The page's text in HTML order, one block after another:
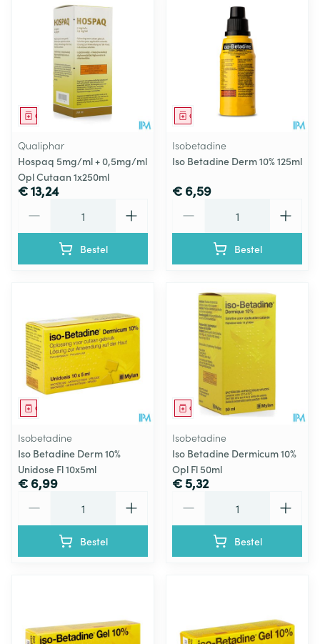
Geneesmiddel
Qualiphar
Hospaq 5mg/ml + 0,5mg/ml
Opl Cutaan 1x250ml
€ 13,24
Bestel
Geneesmiddel
Isobetadine
Iso Betadine Derm 10% 125ml
€ 6,59
Bestel
Geneesmiddel
Isobetadine
Iso Betadine Derm 10%
Unidose Fl 10x5ml
€ 6,99
Bestel
Geneesmiddel
Isobetadine
Iso Betadine Dermicum 10%
Opl Fl 50ml
€ 5,32
Bestel